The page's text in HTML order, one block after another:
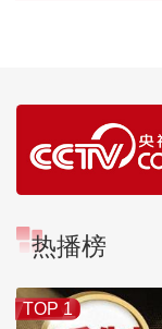
热播榜
TOP 1